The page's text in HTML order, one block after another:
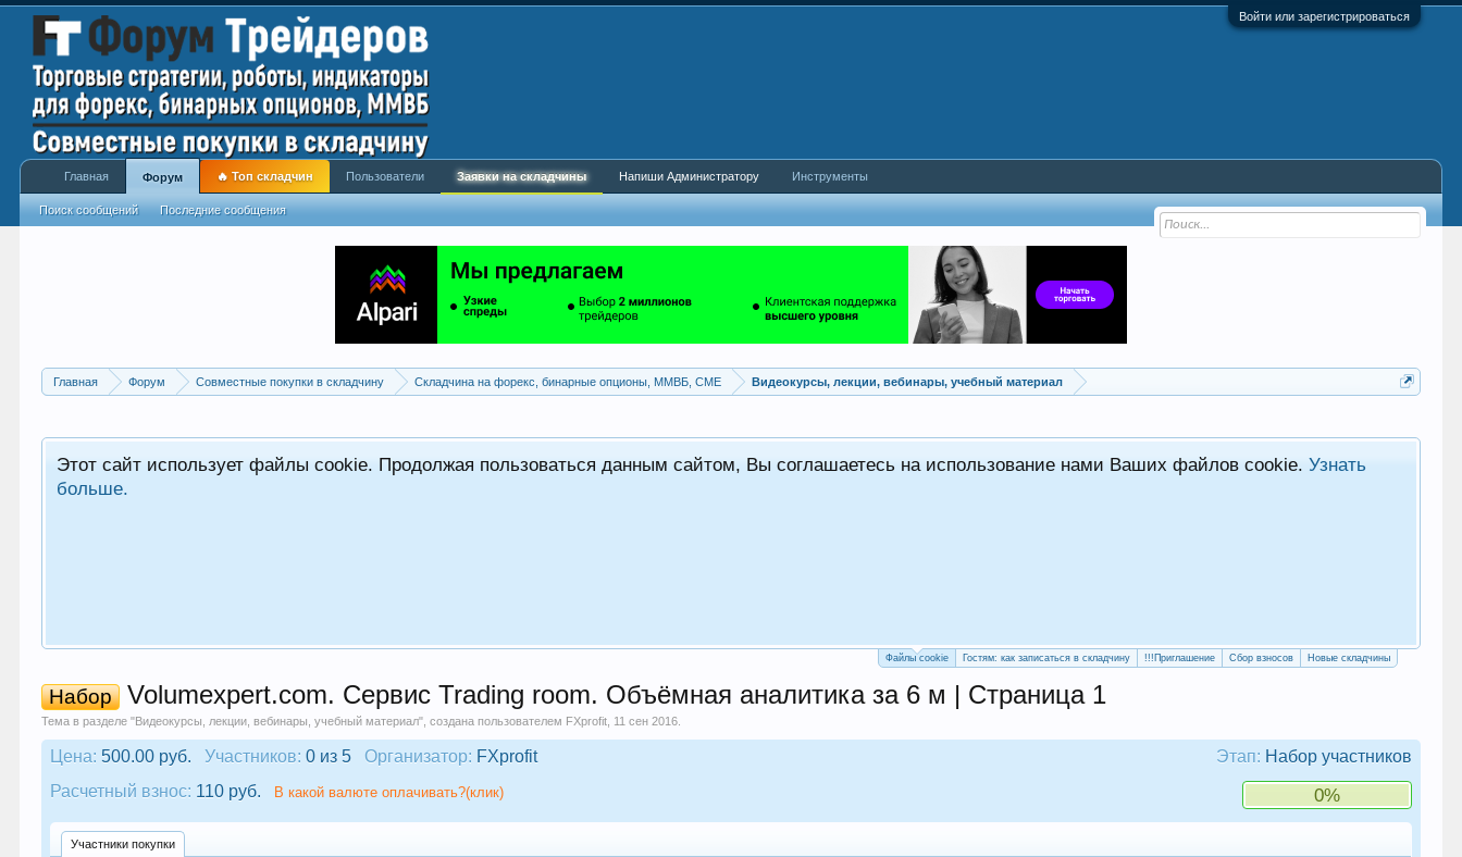
Войти или зарегистрироваться
Главная Форум Совместные покупки в складчину Складчина на форекс, бинарные опционы, ММВБ, CME Видеокурсы, лекции, вебинары, учебный материал
Этот сайт использует файлы cookie. Продолжая пользоваться данным сайтом, Вы соглашаетесь на использование нами Ваших файлов cookie.Узнать
больше.
Файлы cookie Гостям: как записаться в складчину !!!Приглашение Сбор взносов Новые складчины
Набор Volumexpert.com. Сервис Trading room. Объёмная аналитика за 6 м | Страница 1
Тема в разделе "Видеокурсы, лекции, вебинары, учебный материал", создана пользователем FXprofit 11 сен 2016
Этап: Набор участников
Цена: 500.00 руб. Участников: 0 из 5 Организатор: FXprofit
0%
Расчетный взнос: 110 руб. В какой валюте оплачивать?(клик)
Участники покупки
Главная Форум
Поиск сообщений Последние сообщения
🔥 Топ складчин Пользователи Заявки на складчины Напиши Администратору Инструменты